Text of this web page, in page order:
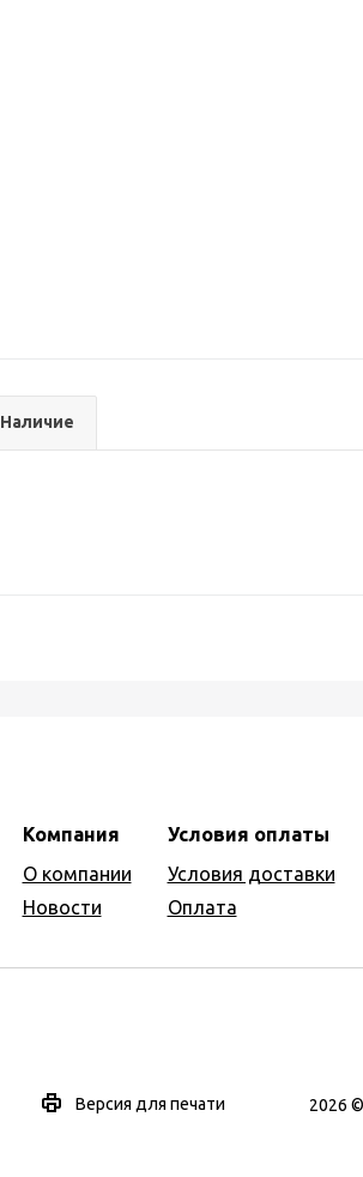
Наличие
Компания
О компании
Новости
Условия оплаты
Условия доставки
Оплата
Версия для печати 2026